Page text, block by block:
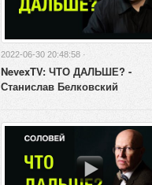
2022-06-30 20:48:58 ·
NevexTV: ЧТО ДАЛЬШЕ? -
Станислав Белковский